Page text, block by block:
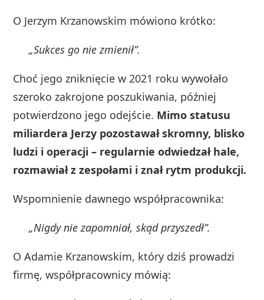
O Jerzym Krzanowskim mówiono krótko:
„Sukces go nie zmienił”.
Choć jego zniknięcie w 2021 roku wywołało
szeroko zakrojone poszukiwania, później
potwierdzono jego odejście. Mimo statusu
miliardera Jerzy pozostawał skromny, blisko
ludzi i operacji – regularnie odwiedzał hale,
rozmawiał z zespołami i znał rytm produkcji.
Wspomnienie dawnego współpracownika:
„Nigdy nie zapomniał, skąd przyszedł”.
O Adamie Krzanowskim, który dziś prowadzi
firmę, współpracownicy mówią: